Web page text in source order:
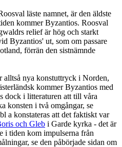
läste namnet, är den äldste
kommer Byzantios. Roosval
relief är hög och starkt
Byzantios' ut, som om passare
förrän den sistnämnde
alltså nya konstuttryck i Norden,
kommer Byzantios med
dock i litteraturen att till våra
konsten i två omgångar, se
a konstateras att det faktiskt var
och Gleb i Garde kyrka - det är
i tiden kom impulserna från
se den påbörjade sidan om